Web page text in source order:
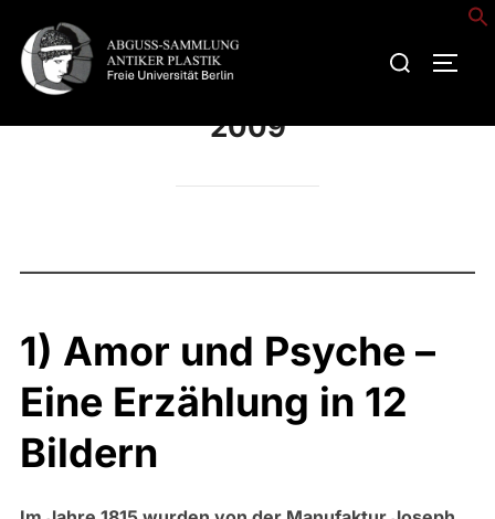
Inhalt
springen
Suchen
2009
1) Amor und Psyche –
Eine Erzählung in 12
Bildern